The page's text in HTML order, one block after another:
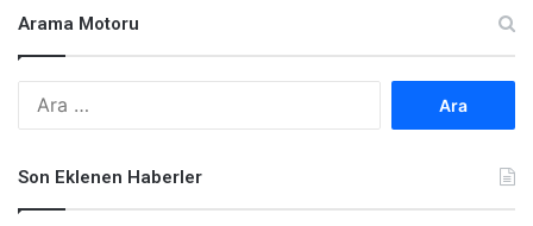
Arama Motoru
Son Eklenen Haberler